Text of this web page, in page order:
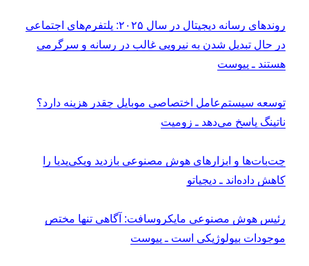
روندهای رسانه دیجیتال در سال ۲۰۲۵: پلتفرم‌های اجتماعی
در حال تبدیل شدن به نیرویی غالب در رسانه و سرگرمی
هستند ـ پیوست
توسعه سیستم‌عامل اختصاصی موبایل چقدر هزینه دارد؟
ناتینگ پاسخ می‌دهد ـ زومیت
چت‌بات‌ها و ابزارهای هوش مصنوعی بازدید ویکی‌پدیا را
کاهش داده‌اند ـ دیجیاتو
رئیس هوش مصنوعی مایکروسافت: آگاهی تنها مختص
موجودات بیولوژیکی است ـ پیوست